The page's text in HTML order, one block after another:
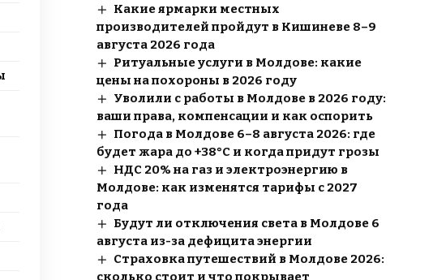
Какие ярмарки местных
производителей пройдут в Кишиневе 8–9
августа 2026 года
Ритуальные услуги в Молдове: какие
цены на похороны в 2026 году
Уволили с работы в Молдове в 2026 году:
ваши права, компенсации и как оспорить
Погода в Молдове 6–8 августа 2026: где
будет жара до +38°C и когда придут грозы
НДС 20% на газ и электроэнергию в
Молдове: как изменятся тарифы с 2027
года
Будут ли отключения света в Молдове 6
августа из-за дефицита энергии
Страховка путешествий в Молдове 2026:
сколько стоит и что покрывает